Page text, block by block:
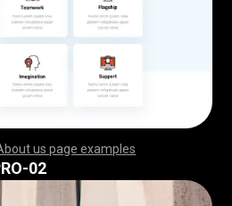
us page examples
,,,,,,,,,,,,,,,,,,,,,,,,,,
,,,,,,,,,,,,,,,,,,,,,,,,,,
,,,,,,,,,,,,,,,,,,,,,,,,,,
,,,,,,,,,,,,,,,,,,,,,,,,,,
,,,,,,,,,,,,,,,,,,,,,,,,,,
,,,,,,,,,,,,,,,,,,,,,,,,,,
,,,,,,,,,,,,,,,,,,,,,,,,,,
,,,,,,,,,,,
02